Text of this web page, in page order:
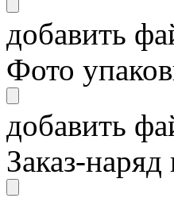
добавить
Фото
добавить
Заказ-наряд